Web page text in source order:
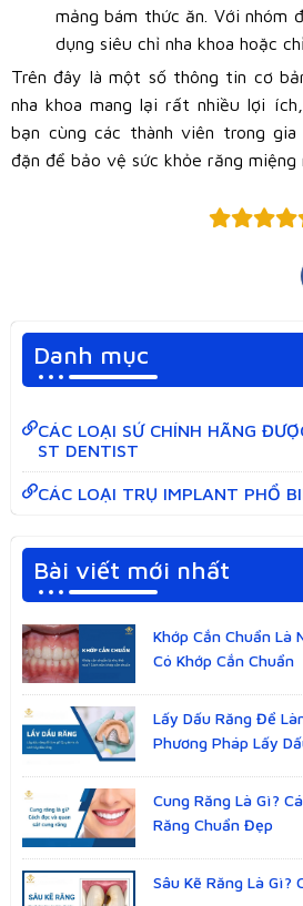
mảng bám thức ăn. Với nhóm
dụng siêu chỉ nha khoa hoặc
Trên đây là một số thông tin cơ
nha khoa mang lại rất nhiều lợi
bạn cùng các thành viên trong
đặn để bảo vệ sức khỏe răng
Danh mục
CÁC LOẠI SỨ CHÍNH HÃNG
ST DENTIST
CÁC LOẠI TRỤ IMPLANT PHỔ
Bài viết mới nhất
Khớp Cắn Chuẩn Là
Có Khớp Cắn Chuẩn
Lấy Dấu Răng Để
Phương Pháp Lấy
Cung Răng Là Gì?
Răng Chuẩn Đẹp
Sâu Kẽ Răng Là Gì?